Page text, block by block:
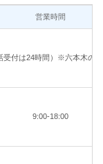
営業時間
受付は24時間）※六本木の
9:00-18:00